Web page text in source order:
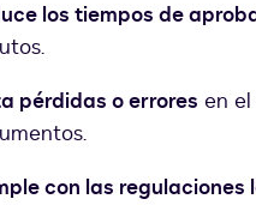
los tiempos de
pérdidas o errores en
con las regulaciones